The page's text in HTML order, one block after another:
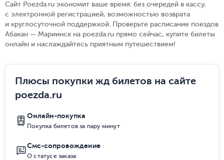
Сайт Poezda.ru экономит ваше время: без очередей в кассу,
с электронной регистрацией, возможностью возврата
и круглосуточной поддержкой. Проверьте расписание поездов
Абакан — Мариинск на poezda.ru прямо сейчас, купите билеты
онлайн и наслаждайтесь приятным путешествием!
Плюсы покупки жд билетов на сайте
poezda.ru
Онлайн-покупка
Покупка билетов за пару минут
Смс-сопровождение
О статусе заказа